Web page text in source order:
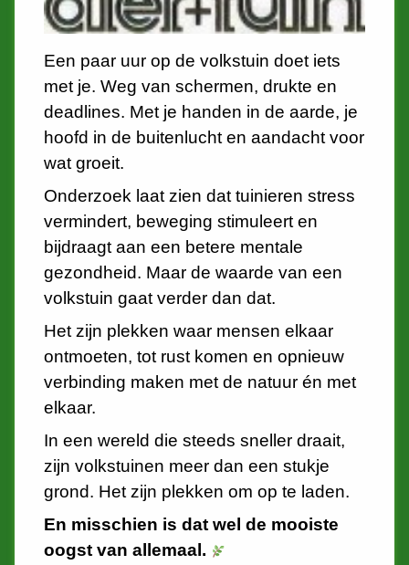
Een paar uur op de volkstuin doet iets
met je. Weg van schermen, drukte en
deadlines. Met je handen in de aarde, je
hoofd in de buitenlucht en aandacht voor
wat groeit.
Onderzoek laat zien dat tuinieren stress
vermindert, beweging stimuleert en
bijdraagt aan een betere mentale
gezondheid. Maar de waarde van een
volkstuin gaat verder dan dat.
Het zijn plekken waar mensen elkaar
ontmoeten, tot rust komen en opnieuw
verbinding maken met de natuur én met
elkaar.
In een wereld die steeds sneller draait,
zijn volkstuinen meer dan een stukje
grond. Het zijn plekken om op te laden.
En misschien is dat wel de mooiste
oogst van allemaal.